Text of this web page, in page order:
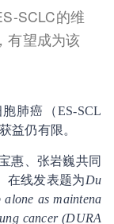
SCLC的维
有望成为该
肺癌（ES-SCL
益仍有限。
惠、张岩巍共同
在线发表题为Du
as maintena
cancer (DURA